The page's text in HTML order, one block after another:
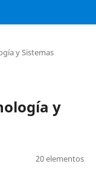
y Sistemas
y
20 elementos